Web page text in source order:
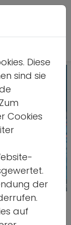
Monkey
– aber
Diese
sind sie
Cookies
der
auf